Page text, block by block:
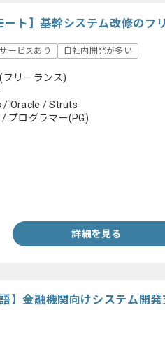
ート】基幹システム改修のフ
ービスあり 自社内開発が多い
(フリーランス)
/ Oracle / Struts
プログラマー(PG)
詳細を見る
】金融機関向けシステム開